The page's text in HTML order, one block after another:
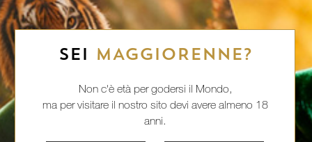
SEI MAGGIORENNE?
Non c'è età per godersi il Mondo,
ma per visitare il nostro sito devi avere almeno 18
anni.